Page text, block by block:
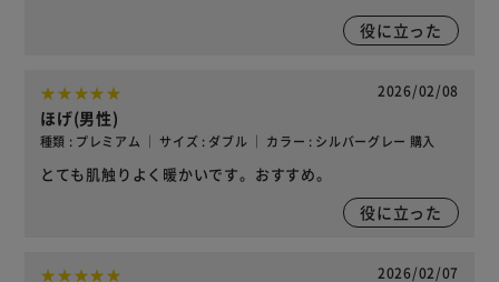
役に立った
2026/02/08
ほげ(男性)
種類 : プレミアム ｜ サイズ : ダブル ｜ カラー : シルバーグレー 購入
とても肌触りよく暖かいです。おすすめ。
役に立った
2026/02/07